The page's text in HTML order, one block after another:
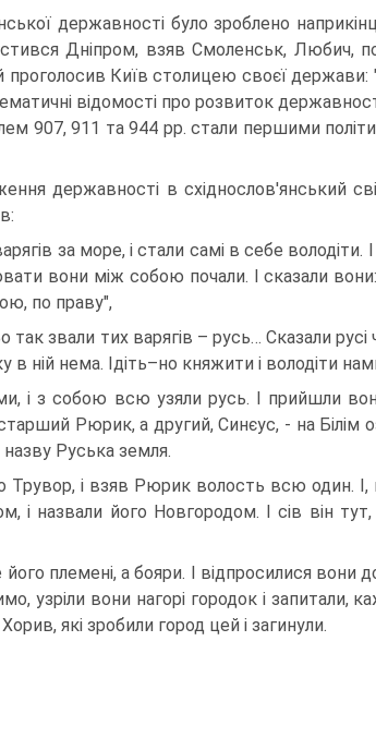
державності було зроблено
Дніпром, взяв Смоленськ, Любич,
проголосив Київ столицею своєї
відомості про розвиток
907, 911 та 944 рр. стали першими
державності в східнослов'янський
за море, і стали самі в себе володіти.
вони між собою почали. І сказали
по праву",
звали тих варягів – русь… Сказали русі
ній нема. Ідіть–но княжити і володіти
і з собою всю узяли русь. І прийшли
Рюрик, а другий, Синєус, - на Білім
назву Руська земля.
Трувор, і взяв Рюрик волость всю один.
і назвали його Новгородом. І сів він
племені, а бояри. І відпросилися вони
узріли вони нагорі городок і запитали,
які зробили город цей і загинули.